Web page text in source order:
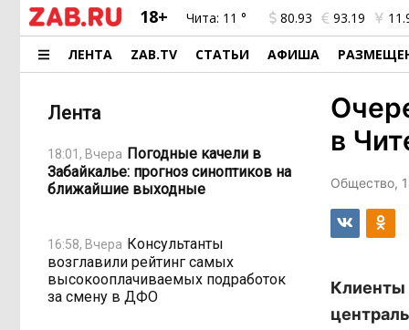
18+ Чита: 11 ° 80.93 93.19
ЛЕНТА ZAB.TV СТАТЬИ АФИША
Лента
18:01, Вчера Погодные качели в
Забайкалье: прогноз синоптиков на
ближайшие выходные
16:58, Вчера Консультанты
возглавили рейтинг самых
высокооплачиваемых подработок
за смену в ДФО
в
Общество,
Клиенты